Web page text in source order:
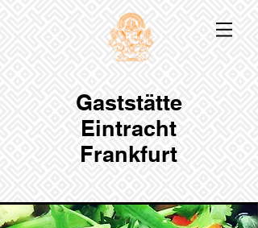
Gaststätte
Eintracht
Frankfurt